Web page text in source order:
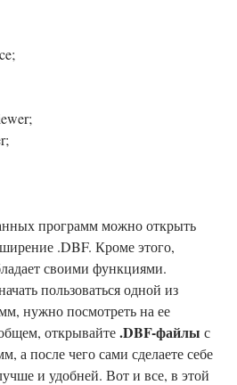
программ можно открыть
.DBF. Кроме этого,
своими функциями.
пользоваться одной из
нужно посмотреть на ее
открывайте.DBF-файлы с
а после чего сами сделаете себе
и удобней. Вот и все, в этой